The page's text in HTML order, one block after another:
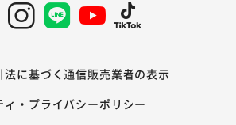
法に基づく通信販売業者の表示
ィ・プライバシーポリシー